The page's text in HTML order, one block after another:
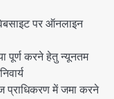
पर ऑनलाइन
करने हेतु न्यूनतम
में जमा करने